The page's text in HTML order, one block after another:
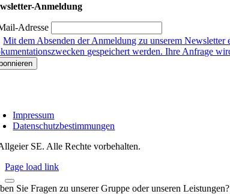
Anmeldung
Adresse
Mit dem Absenden der Anmeldung zu unserem
gespeichert werden. Ihre Anfrage
Impressum
Datenschutzbestimmungen
SE. Alle Rechte vorbehalten.
Page load link
Sie Fragen zu unserer Gruppe oder unseren